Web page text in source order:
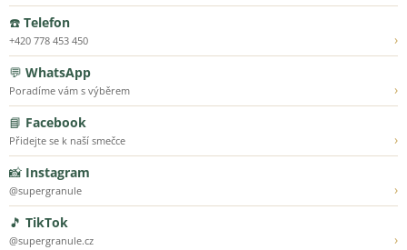
☎️ Telefon
+420 778 453 450
›
💬 WhatsApp
Poradíme vám s výběrem
›
📘 Facebook
Přidejte se k naší smečce
›
📸 Instagram
@supergranule
›
🎵 TikTok
@supergranule.cz ›